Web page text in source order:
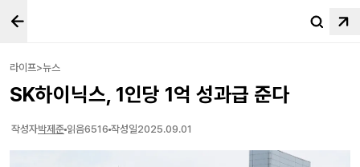
라이프>뉴스
SK하이닉스, 1인당 1억 성과급 준다
작성자박제준 읽음6516 작성일2025.09.01